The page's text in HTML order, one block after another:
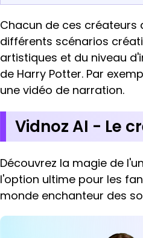
Chacun de ces
différents scénarios
artistiques et du niveau
de Harry Potter. Par
une vidéo de narration.
Vidnoz AI - Le
Découvrez la magie de
l'option ultime pour les
monde enchanteur des